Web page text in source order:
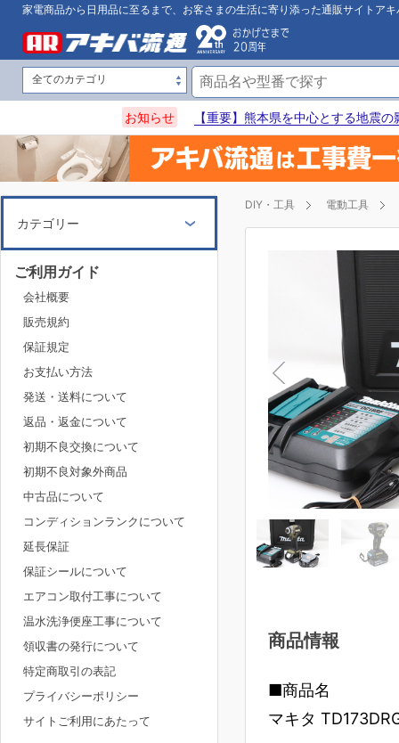
家電商品から日用品に至るまで、お客さまの生活に寄り添った通販サイトアキ
お知らせ 【重要】熊本県を中心とする地震
DIY・工具 電動工具
商品情報
■商品名
マキタ
カテゴリー
ご利用ガイド
会社概要
販売規約
保証規定
お支払い方法
発送・送料について
返品・返金について
初期不良交換について
初期不良対象外商品
中古品について
コンディションランクについて
延長保証
保証シールについて
エアコン取付工事について
温水洗浄便座工事について
領収書の発行について
特定商取引の表記
プライバシーポリシー
サイトご利用にあたって